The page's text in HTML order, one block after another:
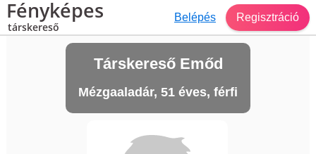
Fényképes
társkereső
Belépés Regisztráció
Társkereső Emőd
Mézgaaladár, 51 éves, férfi